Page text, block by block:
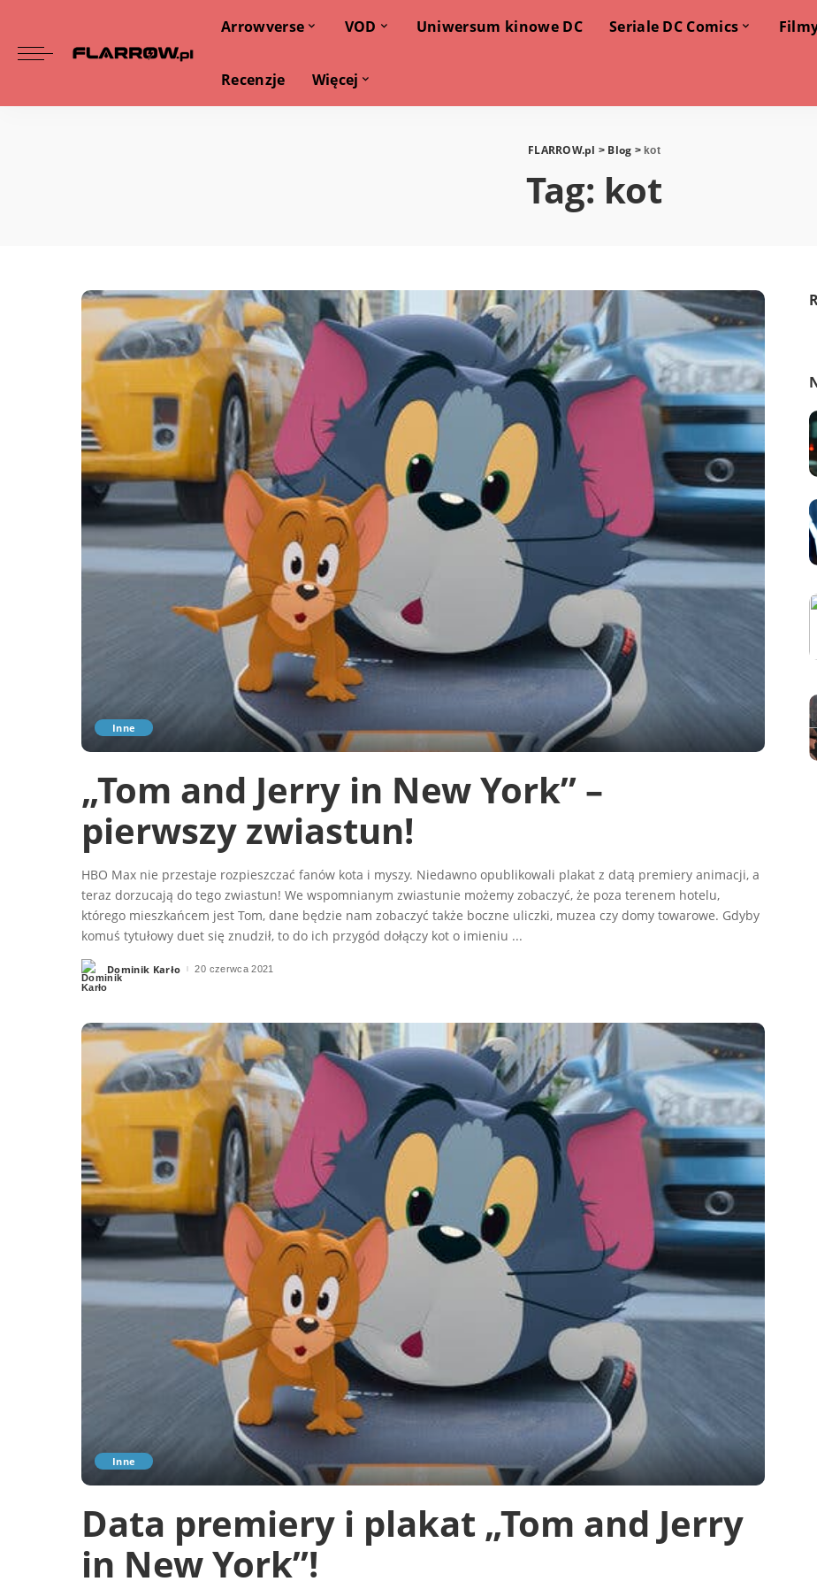
Arrowverse VOD Uniwersum kinowe DC Seriale DC Comics
Recenzje Więcej
FLARROW.pl > Blog > kot
Tag: kot
Inne
„Tom and Jerry in New York” –
pierwszy zwiastun!
HBO Max nie przestaje rozpieszczać fanów kota i myszy. Niedawno opublikowali plakat z datą premiery animacji, a
teraz dorzucają do tego zwiastun! We wspomnianym zwiastunie możemy zobaczyć, że poza terenem hotelu,
którego mieszkańcem jest Tom, dane będzie nam zobaczyć także boczne uliczki, muzea czy domy towarowe. Gdyby
komuś tytułowy duet się znudził, to do ich przygód dołączy kot o imieniu ...
Posted
by
Dominik Karło 20 czerwca 2021
Inne
Data premiery i plakat „Tom and Jerry
in New York”!